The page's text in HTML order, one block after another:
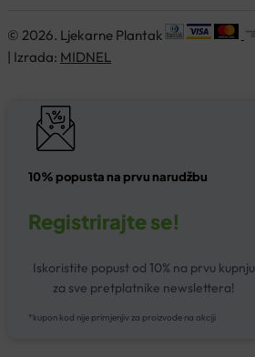
© 2026. Ljekarne Plantak
| Izrada: MIDNEL
10% popusta na prvu narudžbu
Registrirajte se!
Iskoristite popust od 10% na prvu kupnju
za sve pretplatnike newslettera!
*kupon kod nije primjenjiv za proizvode na akciji